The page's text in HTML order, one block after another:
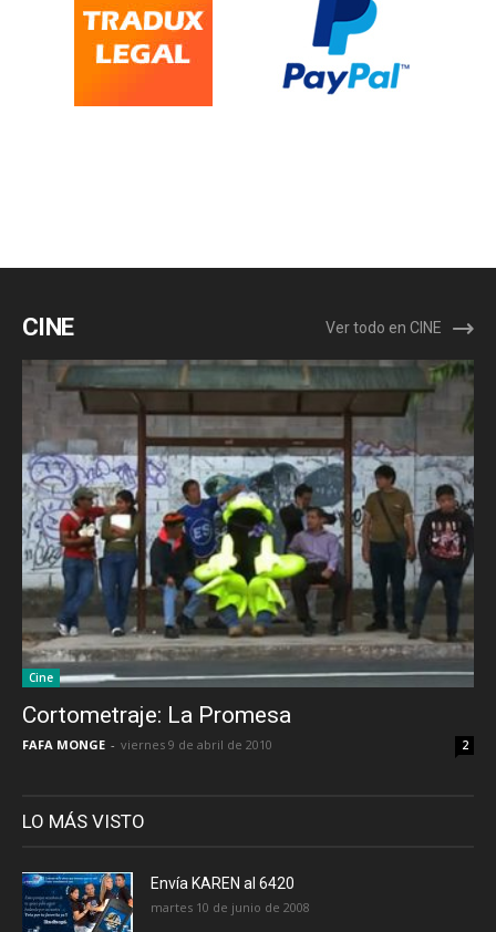
CINE Ver todo en CINE
Cine
Cortometraje: La Promesa
FAFA MONGE - viernes 9 de abril de 2010 2
LO MÁS VISTO
Envía KAREN al 6420
martes 10 de junio de 2008